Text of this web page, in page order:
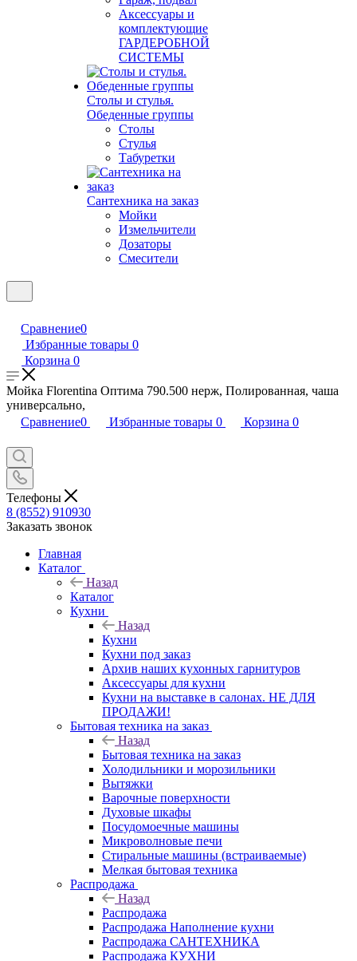
Аксессуары и
комплектующие
ГАРДЕРОБНОЙ
СИСТЕМЫ
Столы и стулья.
Обеденные группы
Столы
Стулья
Табуретки
Сантехника на заказ
Мойки
Измельчители
Дозаторы
Смесители
Сравнение0
Избранные товары 0
Корзина 0
Мойка Florentina Оптима 790.500 нерж, Полированная, чаша
универсально,
Сравнение0 Избранные товары 0 Корзина 0
Телефоны
8 (8552) 910930
Заказать звонок
Главная
Каталог
Назад
Каталог
Кухни
Назад
Кухни
Кухни под заказ
Архив наших кухонных гарнитуров
Аксессуары для кухни
Кухни на выставке в салонах. НЕ ДЛЯ
ПРОДАЖИ!
Бытовая техника на заказ
Назад
Бытовая техника на заказ
Холодильники и морозильники
Вытяжки
Варочные поверхности
Духовые шкафы
Посудомоечные машины
Микроволновые печи
Стиральные машины (встраиваемые)
Мелкая бытовая техника
Распродажа
Назад
Распродажа
Распродажа Наполнение кухни
Распродажа САНТЕХНИКА
Распродажа КУХНИ